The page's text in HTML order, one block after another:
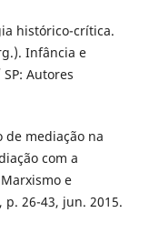
histórico-crítica.
Infância e
Autores
de mediação na
com a
e
p. 26-43, jun. 2015.